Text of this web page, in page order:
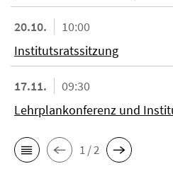
20.10.
10:00
Institutsratssitzung
17.11.
09:30
Lehrplankonferenz und
1 / 2